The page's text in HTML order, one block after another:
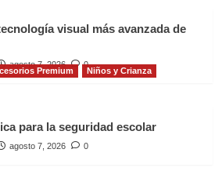
visual más avanzada de
agosto 7, 2026 0
Premium
Niños y Crianza
para la seguridad escolar
agosto 7, 2026 0